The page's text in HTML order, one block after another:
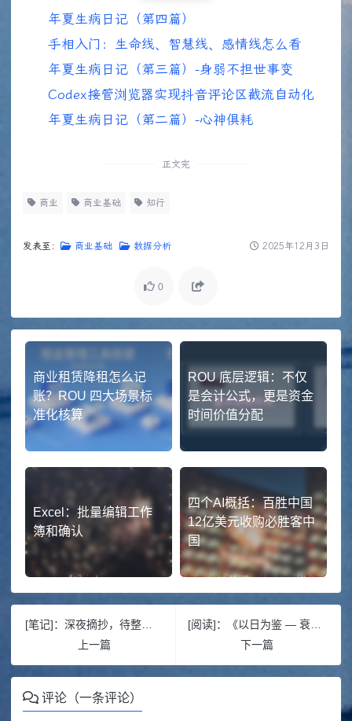
年夏生病日记（第四篇）
手相入门：生命线、智慧线、感情线怎么看
年夏生病日记（第三篇）-身弱不担世事变
Codex接管浏览器实现抖音评论区截流自动化
年夏生病日记（第二篇）-心神俱耗
正文完
商业 商业基础 知行
发表至： 商业基础 数据分析 2025年12月3日
0
商业租赁降租怎么记
账？ROU 四大场景标
准化核算
ROU 底层逻辑：不仅
是会计公式，更是资金
时间价值分配
Excel：批量编辑工作
簿和确认
四个AI概括：百胜中国
12亿美元收购必胜客中
国
上一篇
[阅读]：《以日为鉴 — 衰退时代生存指南》社会观察
下一篇
评论（一条评论）